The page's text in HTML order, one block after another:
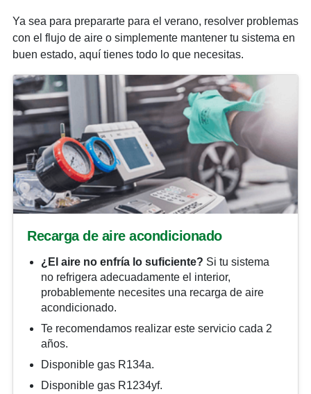
Ya sea para prepararte para el verano, resolver problemas
con el flujo de aire o simplemente mantener tu sistema en
buen estado, aquí tienes todo lo que necesitas.
Recarga de aire acondicionado
¿El aire no enfría lo suficiente? Si tu sistema
no refrigera adecuadamente el interior,
probablemente necesites una recarga de aire
acondicionado.
Te recomendamos realizar este servicio cada 2
años.
Disponible gas R134a.
Disponible gas R1234yf.